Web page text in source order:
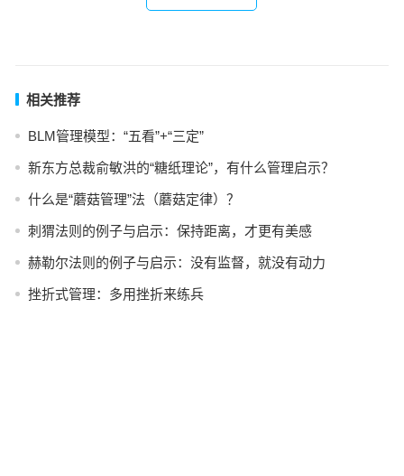
相关推荐
BLM管理模型：“五看”+“三定”
新东方总裁俞敏洪的“糖纸理论”，有什么管理启示？
什么是“蘑菇管理”法（蘑菇定律）？
刺猬法则的例子与启示：保持距离，才更有美感
赫勒尔法则的例子与启示：没有监督，就没有动力
挫折式管理：多用挫折来练兵